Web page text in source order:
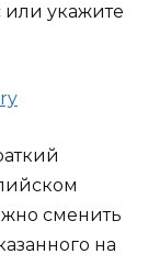
или укажите
сменить
на